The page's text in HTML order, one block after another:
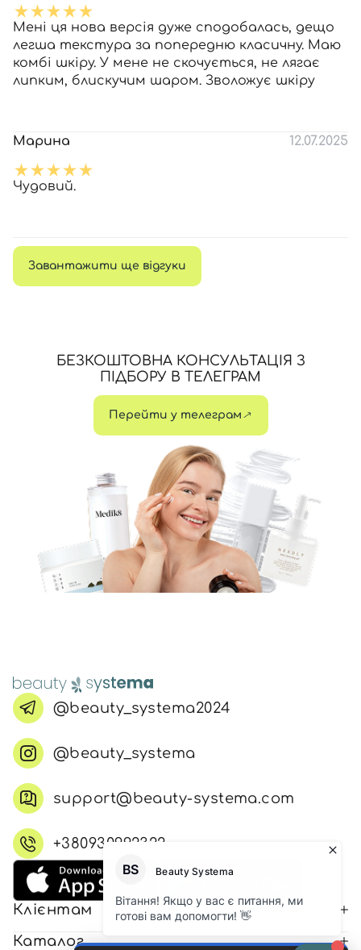
Мені ця нова версія дуже сподобалась, дещо
легша текстура за попередню класичну. Маю
комбі шкіру. У мене не скочується, не лягає
липким, блискучим шаром. Зволожує шкіру
Марина 12.07.2025
Чудовий.
Завантажити ще відгуки
БЕЗКОШТОВНА КОНСУЛЬТАЦІЯ З
ПІДБОРУ В ТЕЛЕГРАМ
Перейти у телеграм
@beauty_systema2024
@beauty_systema
support@beauty-systema.com
+380930992322
Клієнтам
Каталог